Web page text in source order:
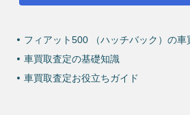
フィアット500 （ハッチバック）の車
車買取査定の基礎知識
車買取査定お役立ちガイド